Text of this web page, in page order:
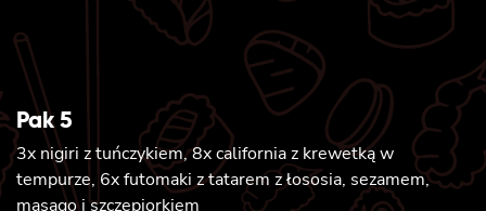
Pak 5
3x nigiri z tuńczykiem, 8x california z krewetką w
tempurze, 6x futomaki z tatarem z łososia, sezamem,
masago i szczepiorkiem